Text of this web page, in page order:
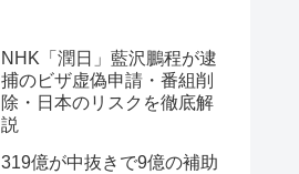
NHK「潤日」藍沢鵬程が逮
捕のビザ虚偽申請・番組削
除・日本のリスクを徹底解
説
319億が中抜きで9億の補助